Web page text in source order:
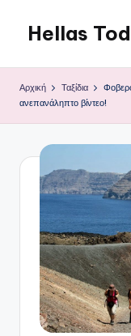
Μετάβαση
περιεχόμενο
Hellas
Αρχική Ταξίδια
ανεπανάληπτο βίντεο!